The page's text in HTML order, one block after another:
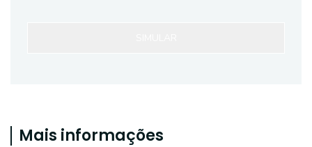
Mais informações